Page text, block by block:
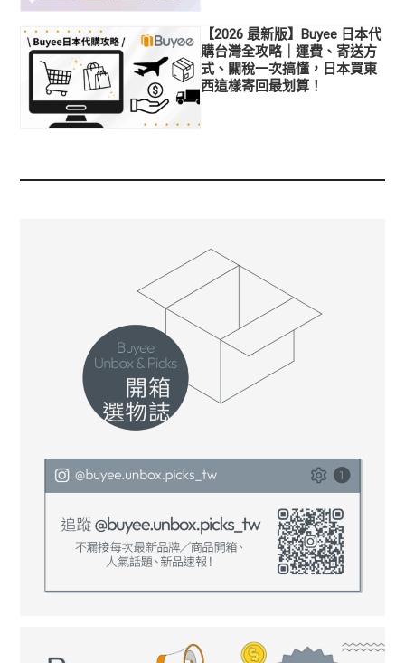
【2026 最新版】Buyee 日本代
購台灣全攻略｜運費、寄送方
式、關稅一次搞懂，日本買東
西這樣寄回最划算！